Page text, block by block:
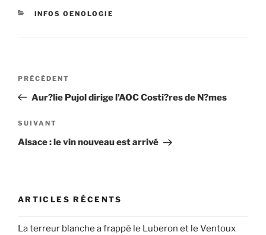
CATÉGORIES
INFOS OENOLOGIE
Navigation
l’article
Article
précédent
PRÉCÉDENT
Aur?lie Pujol dirige l’AOC Costi?res de N?mes
Article
suivant
SUIVANT
Alsace : le vin nouveau est arrivé
ARTICLES RÉCENTS
La terreur blanche a frappé le Luberon et le Ventoux